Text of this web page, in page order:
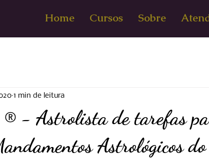
Home Cursos Sobre
- Astrolista de tarefas
Astrológicos
1 min de leitura